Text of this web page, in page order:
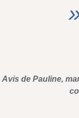
Avis de Pauline,